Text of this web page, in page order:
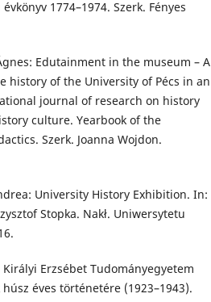
1774–1974. Szerk. Fényes
Edutainment in the museum – A
history of the University of Pécs in an
journal of research on history
culture. Yearbook of the
Szerk. Joanna Wojdon.
University History Exhibition. In:
Stopka. Nakł. Uniwersytetu
Erzsébet Tudományegyetem
éves történetére (1923–1943).